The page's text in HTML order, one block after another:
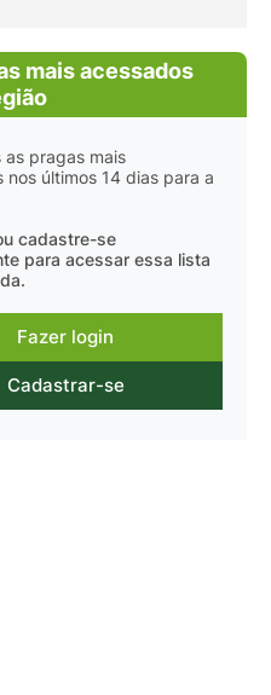
mais acessados
as pragas mais
nos últimos 14 dias para a
cadastre-se
para acessar essa lista
Fazer login
Cadastrar-se